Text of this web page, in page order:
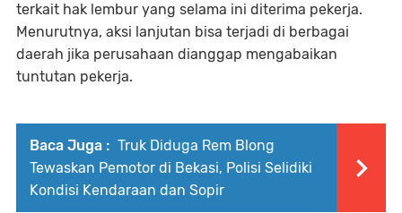
terkait hak lembur yang selama ini diterima pekerja.
Menurutnya, aksi lanjutan bisa terjadi di berbagai
daerah jika perusahaan dianggap mengabaikan
tuntutan pekerja.
Baca Juga : Truk Diduga Rem Blong
Tewaskan Pemotor di Bekasi, Polisi Selidiki
Kondisi Kendaraan dan Sopir